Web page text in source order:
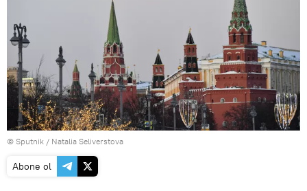
© Sputnik / Natalia Seliverstova
Abone ol